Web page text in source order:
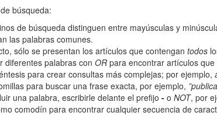
completo
adicional(es)
De
búsqueda:
de búsqueda distinguen entre mayúsculas y
las palabras comunes.
sólo se presentan los artículos que contengan todos
diferentes palabras con OR para encontrar artículos
para crear consultas más complejas; por ejemplo,
para buscar una frase exacta, por ejemplo,
una palabra, escribirle delante el prefijo - o NOT, por
comodín para encontrar cualquier secuencia de